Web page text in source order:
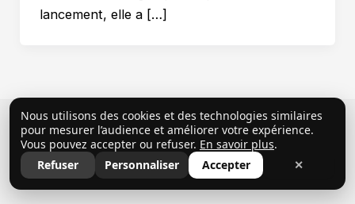
lancement, elle a […]
Copyright © 2026 ClubProprio |Politique de
confidentialité|Conditions Générales d’Utilisation
Mentions légales
Nous utilisons des cookies et des technologies similaires
pour mesurer l’audience et améliorer votre expérience.
Vous pouvez accepter ou refuser. En savoir plus.
Refuser
Personnaliser Accepter ✕